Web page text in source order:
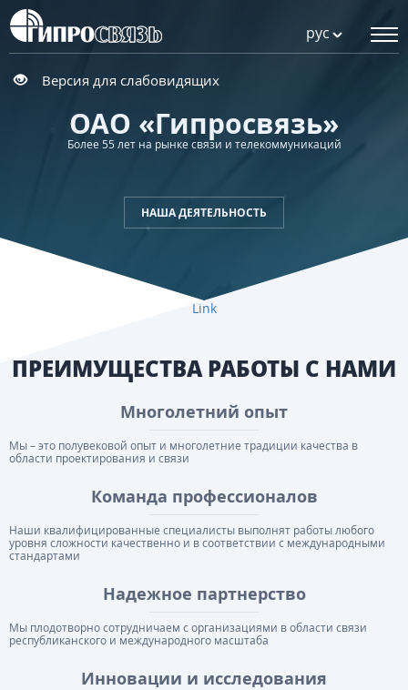
рус
Версия для слабовидящих
ОАО «Гипросвязь»
Более 55 лет на рынке связи и телекоммуникаций
НАША ДЕЯТЕЛЬНОСТЬ
Link
ПРЕИМУЩЕСТВА РАБОТЫ С НАМИ
Многолетний опыт
Мы – это полувековой опыт и многолетние традиции качества в
области проектирования и связи
Команда профессионалов
Наши квалифицированные специалисты выполнят работы любого
уровня сложности качественно и в соответствии с международными
стандартами
Надежное партнерство
Мы плодотворно сотрудничаем с организациями в области связи
республиканского и международного масштаба
Инновации и исследования